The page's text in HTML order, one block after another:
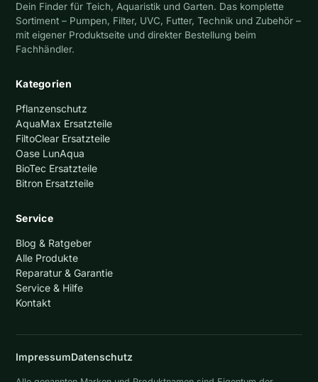
Dein Finder für Teich, Aquaristik und Garten. Das komplette
Sortiment – Pumpen, Filter, UVC, Futter, Technik und Zubehör –
mit eigener Produktseite und direkter Bestellung beim
Fachhändler.
Kategorien
Pflanzenschutz
AquaMax Ersatzteile
FiltoClear Ersatzteile
Oase LunAqua
BioTec Ersatzteile
Bitron Ersatzteile
Service
Blog & Ratgeber
Alle Produkte
Reparatur & Garantie
Service & Hilfe
Kontakt
ImpressumDatenschutz